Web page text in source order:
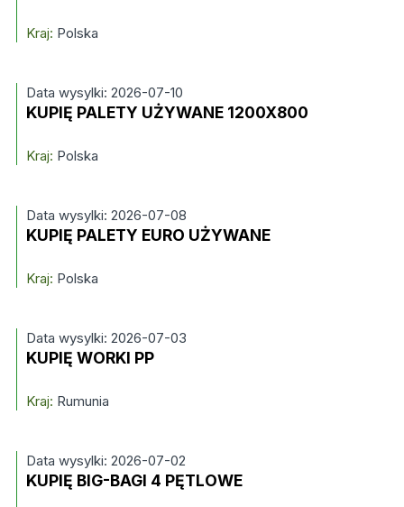
Kraj: Polska
Data wysylki: 2026-07-10
KUPIĘ PALETY UŻYWANE 1200X800
Kraj: Polska
Data wysylki: 2026-07-08
KUPIĘ PALETY EURO UŻYWANE
Kraj: Polska
Data wysylki: 2026-07-03
KUPIĘ WORKI PP
Kraj: Rumunia
Data wysylki: 2026-07-02
KUPIĘ BIG-BAGI 4 PĘTLOWE